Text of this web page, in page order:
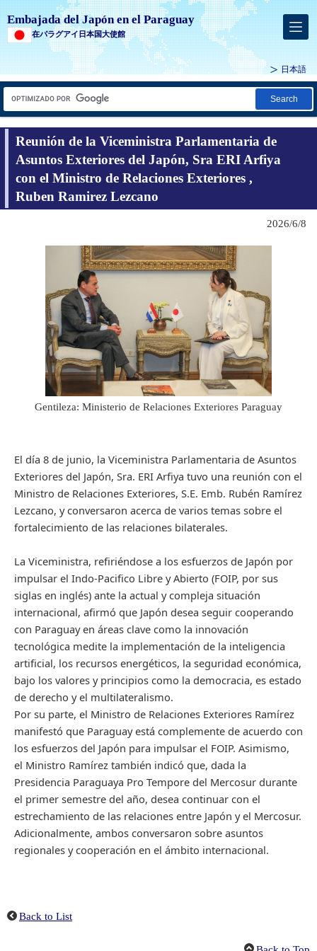
Embajada del Japón en el Paraguay
在パラグアイ日本国大使館
日本語
Search
Reunión de la Viceministra Parlamentaria de
Asuntos Exteriores del Japón, Sra ERI Arfiya
con el Ministro de Relaciones Exteriores ,
Ruben Ramirez Lezcano
2026/6/8
Gentileza: Ministerio de Relaciones Exteriores Paraguay
El día 8 de junio, la Viceministra Parlamentaria de Asuntos
Exteriores del Japón, Sra. ERI Arfiya tuvo una reunión con el
Ministro de Relaciones Exteriores, S.E. Emb. Rubén Ramírez
Lezcano, y conversaron acerca de varios temas sobre el
fortalecimiento de las relaciones bilaterales.
La Viceministra, refiriéndose a los esfuerzos de Japón por
impulsar el Indo-Pacifico Libre y Abierto (FOIP, por sus
siglas en inglés) ante la actual y compleja situación
internacional, afirmó que Japón desea seguir cooperando
con Paraguay en áreas clave como la innovación
tecnológica medite la implementación de la inteligencia
artificial, los recursos energéticos, la seguridad económica,
bajo los valores y principios como la democracia, es estado
de derecho y el multilateralismo.
Por su parte, el Ministro de Relaciones Exteriores Ramírez
manifestó que Paraguay está complemente de acuerdo con
los esfuerzos del Japón para impulsar el FOIP. Asimismo,
el Ministro Ramírez también indicó que, dada la
Presidencia Paraguaya Pro Tempore del Mercosur durante
el primer semestre del año, desea continuar con el
estrechamiento de las relaciones entre Japón y el Mercosur.
Adicionalmente, ambos conversaron sobre asuntos
regionales y cooperación en el ámbito internacional.
Back to List